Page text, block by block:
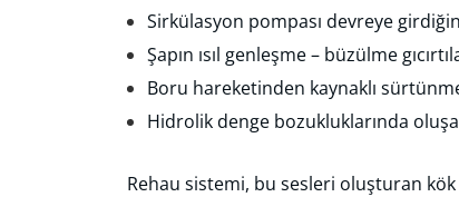
Sirkülasyon pompası devreye
Şapın ısıl genleşme – büzülme
Boru hareketinden kaynaklı
Hidrolik denge bozukluklarında
Rehau sistemi, bu sesleri oluşturan